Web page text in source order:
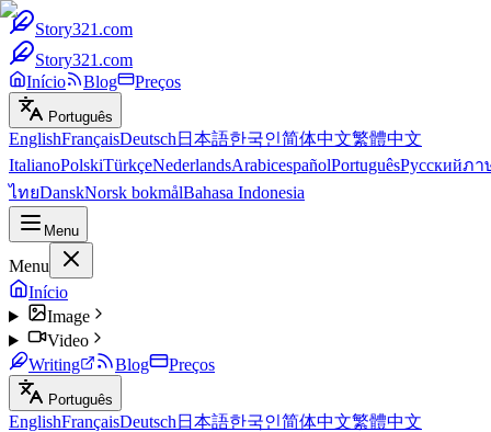
Story321.com
Story321.com
Início
Blog Preços
Português
EnglishFrançaisDeutsch 日本語한국인简体中文繁體中文
ItalianoPolskiTürkçeNederlandsArabicespañolPortuguêsРусскийภา
ไทยDanskNorsk bokmålBahasa Indonesia
Menu
Menu
Início
Image
Video
Writing
Blog Preços
Português
EnglishFrançaisDeutsch 日本語한국인简体中文繁體中文